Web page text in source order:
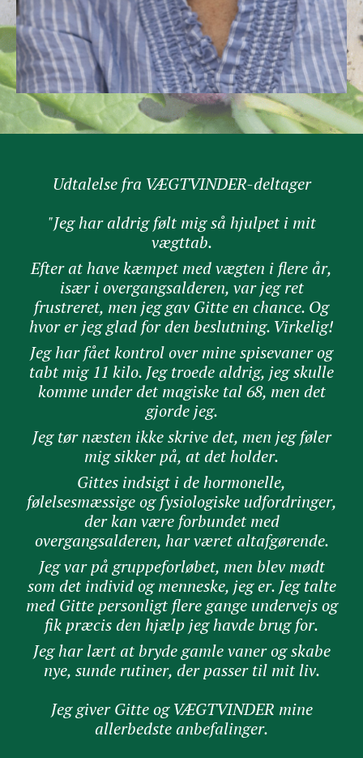
Udtalelse fra VÆGTVINDER-deltager
"Jeg har aldrig følt mig så hjulpet i mit
vægttab.
Efter at have kæmpet med vægten i flere år,
især i overgangsalderen, var jeg ret
frustreret, men jeg gav Gitte en chance. Og
hvor er jeg glad for den beslutning. Virkelig!
Jeg har fået kontrol over mine spisevaner og
tabt mig 11 kilo. Jeg troede aldrig, jeg skulle
komme under det magiske tal 68, men det
gjorde jeg.
Jeg tør næsten ikke skrive det, men jeg føler
mig sikker på, at det holder.
Gittes indsigt i de hormonelle,
følelsesmæssige og fysiologiske udfordringer,
der kan være forbundet med
overgangsalderen, har været altafgørende.
Jeg var på gruppeforløbet, men blev mødt
som det individ og menneske, jeg er. Jeg talte
med Gitte personligt flere gange undervejs og
fik præcis den hjælp jeg havde brug for.
Jeg har lært at bryde gamle vaner og skabe
nye, sunde rutiner, der passer til mit liv.
Jeg giver Gitte og VÆGTVINDER mine
allerbedste anbefalinger.